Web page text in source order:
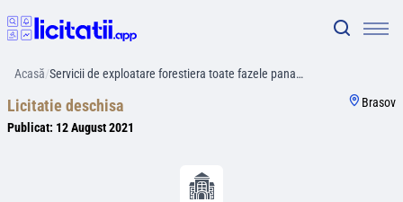
Acasă/Servicii de exploatare forestiera toate fazele pana…
Licitatie deschisa
Publicat: 12 August 2021
Brasov